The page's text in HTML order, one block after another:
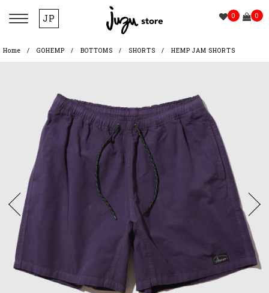
JP 0 0
Home GOHEMP BOTTOMS SHORTS HEMP JAM SHORTS